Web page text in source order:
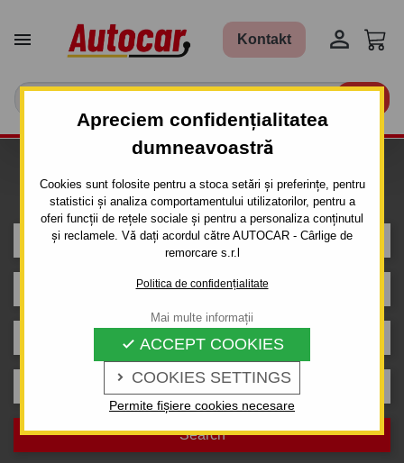
Apreciem confidențialitatea
dumneavoastră
Cookies sunt folosite pentru a stoca setări și preferințe, pentru
statistici și analiza comportamentului utilizatorilor, pentru a
oferi funcții de rețele sociale și pentru a personaliza conținutul
și reclamele. Vă dați acordul către AUTOCAR - Cârlige de
remorcare s.r.l
Politica de confidențialitate
 COOKIES SETTINGS
 ACCEPT COOKIES
Permite fișiere cookies necesare
Mai multe informații
 Kontakt 
mașina
CUPRA